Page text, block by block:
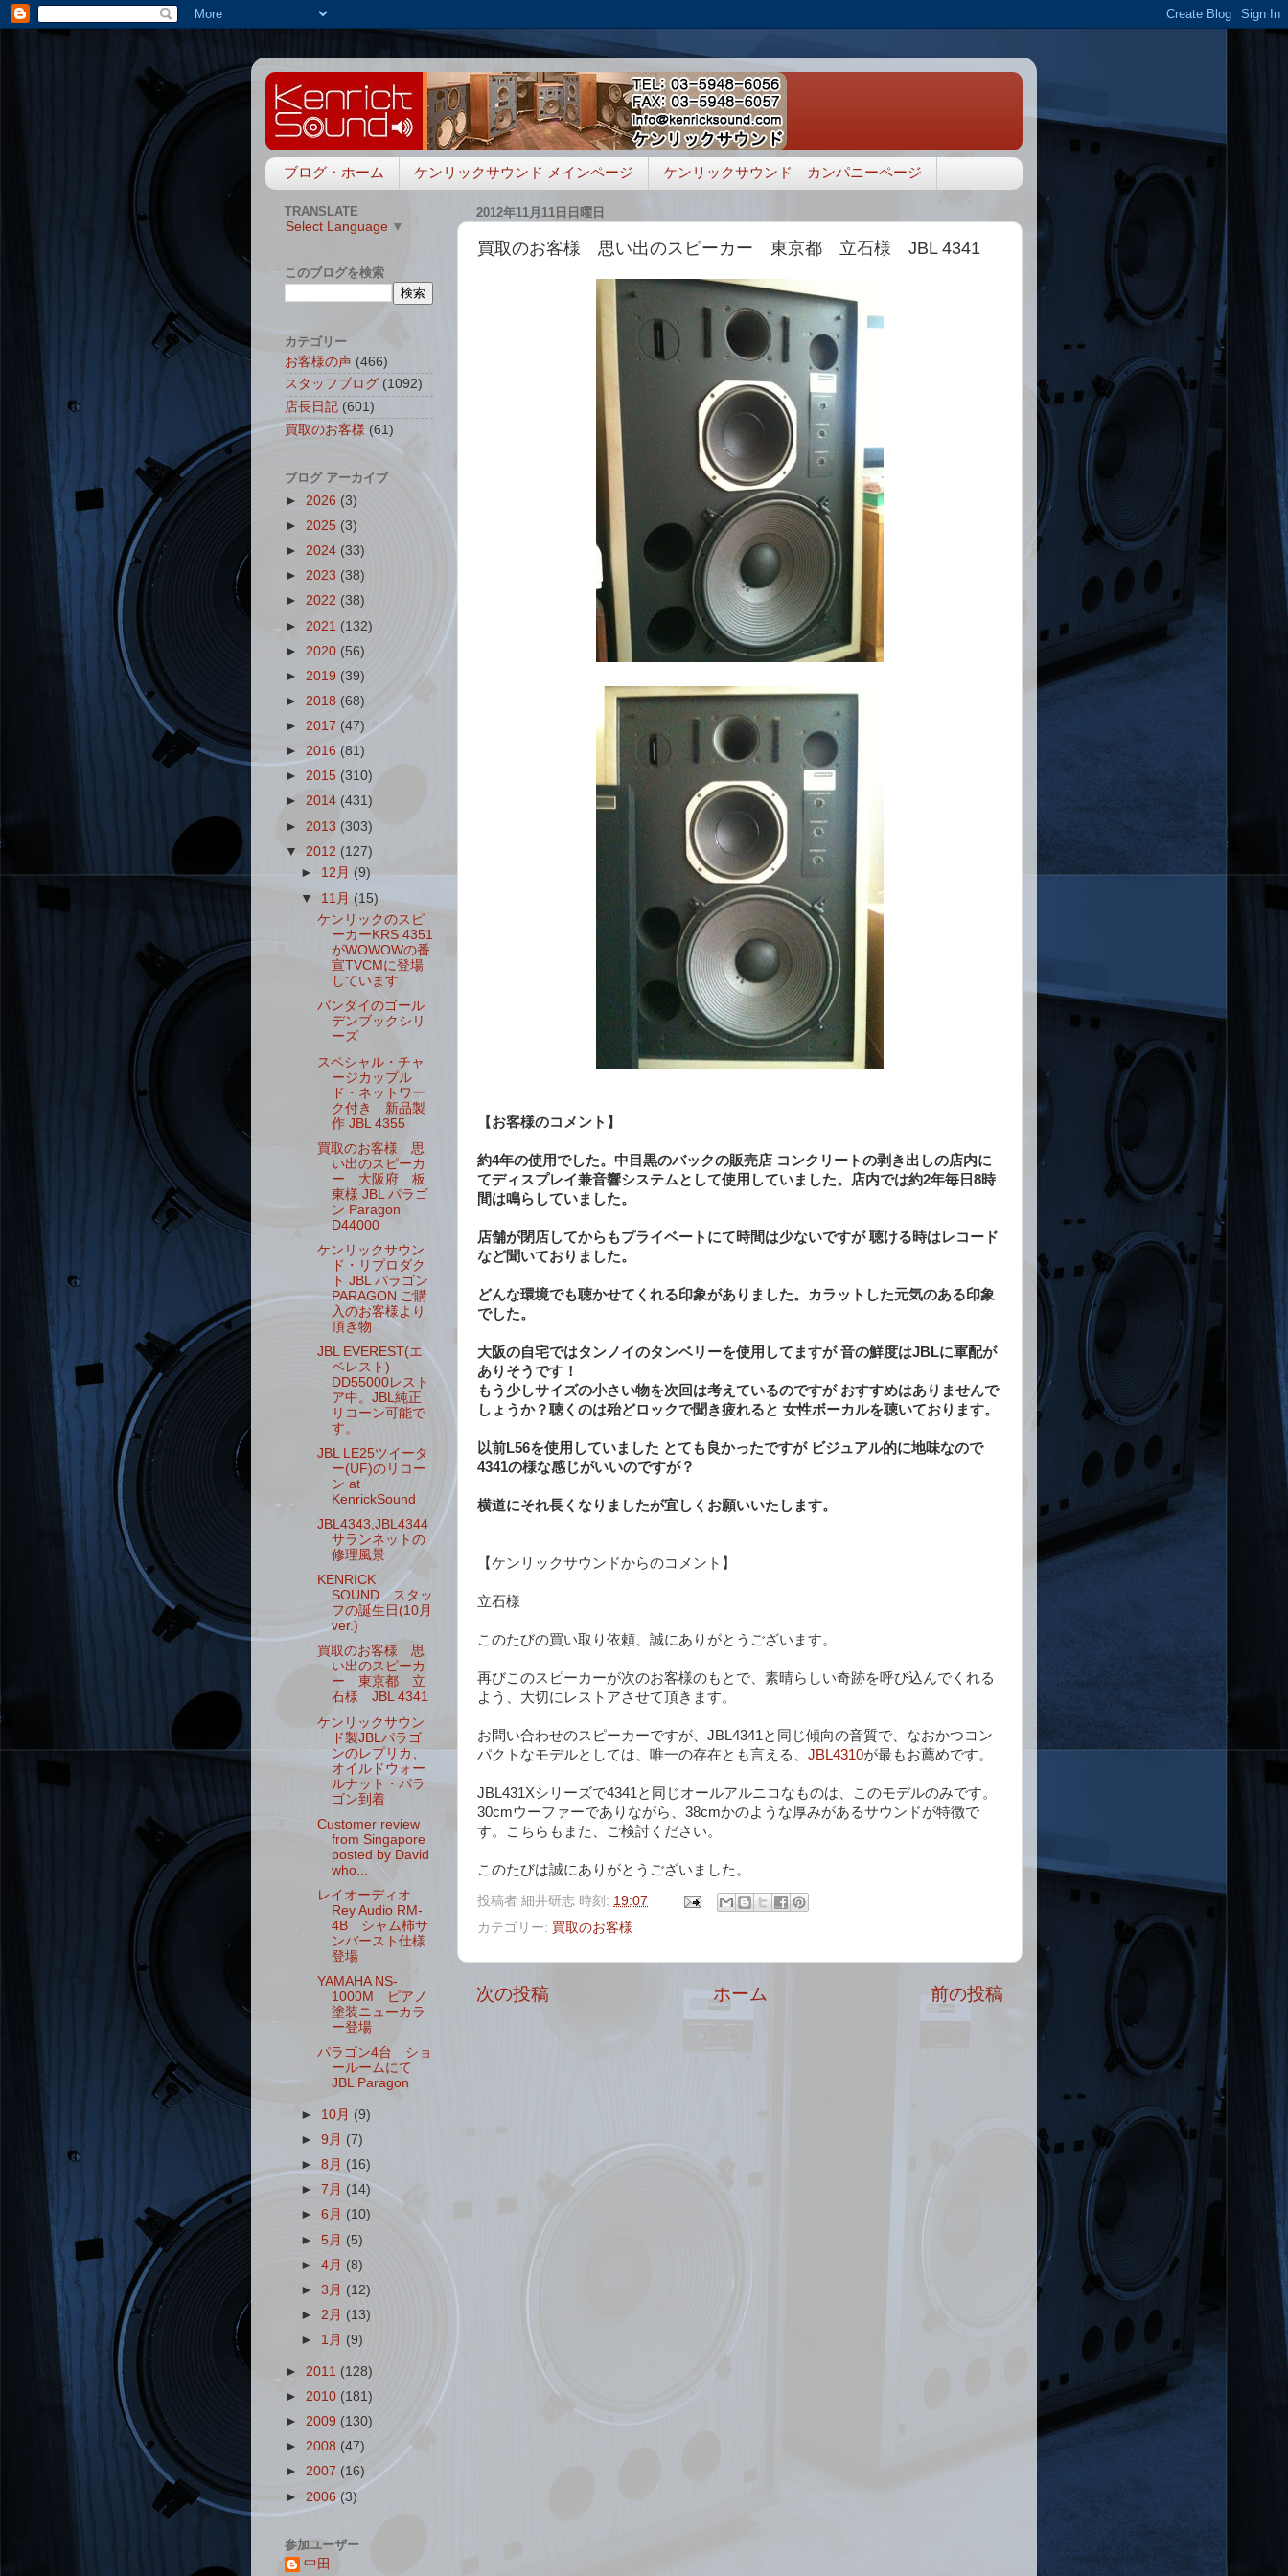
ブログ・ホーム ケンリックサウンド メインページ ケンリックサウンド カンパニーページ
2012年11月11日日曜日
買取のお客様 思い出のスピーカー 東京都 立石様 JBL 4341
【お客様のコメント】
約4年の使用でした。中目黒のバックの販売店 コンクリートの剥き出しの店内に
てディスプレイ兼音響システムとして使用していました。店内では約2年毎日8時
間は鳴らしていました。
店舗が閉店してからもプライベートにて時間は少ないですが 聴ける時はレコード
など聞いておりました。
どんな環境でも聴かせてくれる印象がありました。カラットした元気のある印象
でした。
大阪の自宅ではタンノイのタンベリーを使用してますが 音の鮮度はJBLに軍配が
ありそうです！
もう少しサイズの小さい物を次回は考えているのですが おすすめはありませんで
しょうか？聴くのは殆どロックで聞き疲れると 女性ボーカルを聴いております。
以前L56を使用していました とても良かったですが ビジュアル的に地味なので
4341の様な感じがいいのですが？
横道にそれ長くなりましたが宜しくお願いいたします。
【ケンリックサウンドからのコメント】
立石様
このたびの買い取り依頼、誠にありがとうございます。
再びこのスピーカーが次のお客様のもとで、素晴らしい奇跡を呼び込んでくれる
よう、大切にレストアさせて頂きます。
お問い合わせのスピーカーですが、JBL4341と同じ傾向の音質で、なおかつコン
パクトなモデルとしては、唯一の存在とも言える、 JBL4310が最もお薦めです。
JBL431Xシリーズで4341と同じオールアルニコなものは、このモデルのみです。
30cmウーファーでありながら、38cmかのような厚みがあるサウンドが特徴で
す。こちらもまた、ご検討ください。
このたびは誠にありがとうございました。
投稿者 細井研志 時刻: 19:07
カテゴリー: 買取のお客様
次の投稿 前の投稿
ホーム
TRANSLATE
Select Language ▼
このブログを検索
カテゴリー
お客様の声 (466)
スタッフブログ (1092)
店長日記 (601)
買取のお客様 (61)
ブログ アーカイブ
► 2026 (3)
► 2025 (3)
► 2024 (33)
► 2023 (38)
► 2022 (38)
► 2021 (132)
► 2020 (56)
► 2019 (39)
► 2018 (68)
► 2017 (47)
► 2016 (81)
► 2015 (310)
► 2014 (431)
► 2013 (303)
▼ 2012 (127)
► 12月(9)
▼ 11月(15)
ケンリックのスピ
ーカーKRS 4351
がWOWOWの番
宣TVCMに登場
しています
バンダイのゴール
デンブックシリ
ーズ
スペシャル・チャ
ージカップル
ド・ネットワー
ク付き 新品製
作 JBL 4355
買取のお客様 思
い出のスピーカ
ー 大阪府 板
東様 JBL パラゴ
ン Paragon
D44000
ケンリックサウン
ド・リプロダク
ト JBL パラゴン
PARAGON ご購
入のお客様より
頂き物
JBL EVEREST(エ
ベレスト)
DD55000レスト
ア中。JBL純正
リコーン可能で
す。
JBL LE25ツイータ
ー(UF)のリコー
ン at
KenrickSound
JBL4343,JBL4344
サランネットの
修理風景
KENRICK
SOUND スタッ
フの誕生日(10月
ver.)
買取のお客様 思
い出のスピーカ
ー 東京都 立
石様 JBL 4341
ケンリックサウン
ド製JBLパラゴ
ンのレプリカ、
オイルドウォー
ルナット・パラ
ゴン到着
Customer review
from Singapore
posted by David
who...
レイオーディオ
Rey Audio RM-
4B シャム柿サ
ンバースト仕様
登場
YAMAHA NS-
1000M ピアノ
塗装ニューカラ
ー登場
パラゴン4台 ショ
ールームにて
JBL Paragon
► 10月 (9)
►9月 (7)
►8月 (16)
►7月 (14)
►6月 (10)
►5月 (5)
►4月 (8)
►3月 (12)
► 2月 (13)
► 1月 (9)
► 2011 (128)
► 2010 (181)
► 2009 (130)
► 2008 (47)
► 2007 (16)
► 2006 (3)
参加ユーザー
中田